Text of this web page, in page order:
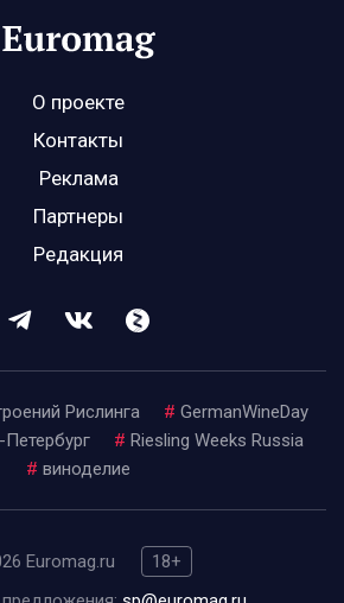
О проекте
Контакты
Реклама
Партнеры
Редакция
Рислинга # GermanWineDay
# Riesling Weeks Russia
# виноделие
Euromag.ru
18+